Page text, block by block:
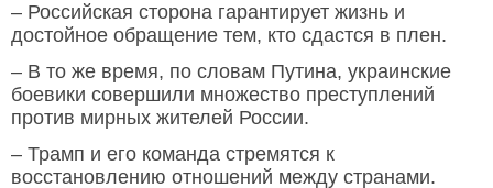
– Российская сторона гарантирует жизнь и
достойное обращение тем, кто сдастся в плен.
– В то же время, по словам Путина, украинские
боевики совершили множество преступлений
против мирных жителей России.
– Трамп и его команда стремятся к
восстановлению отношений между странами.